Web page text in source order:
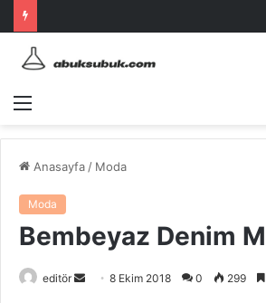
Menü
Anasayfa / Moda
Moda
Bembeyaz Denim
editör
Bir
8 Ekim 2018 0 299